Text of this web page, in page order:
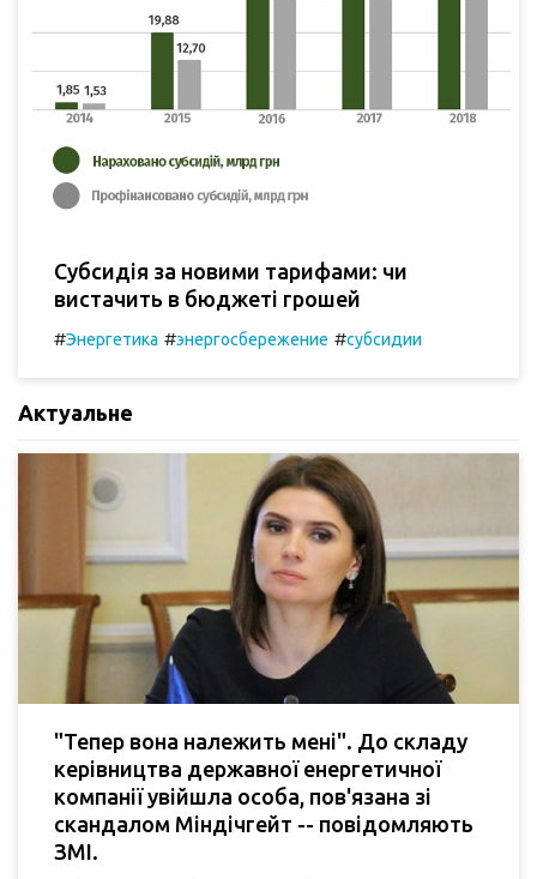
Субсидія за новими тарифами: чи
вистачить в бюджеті грошей
#Энергетика #энергосбережение #субсидии
Актуальне
"Тепер вона належить мені". До складу
керівництва державної енергетичної
компанії увійшла особа, пов'язана зі
скандалом Міндічгейт -- повідомляють
ЗМІ.